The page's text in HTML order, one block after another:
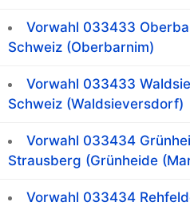
Vorwahl 033433
Schweiz (Oberbarnim)
Vorwahl 033433
Schweiz (Waldsieversdorf)
Vorwahl 033434
Strausberg (Grünheide
Vorwahl 033434